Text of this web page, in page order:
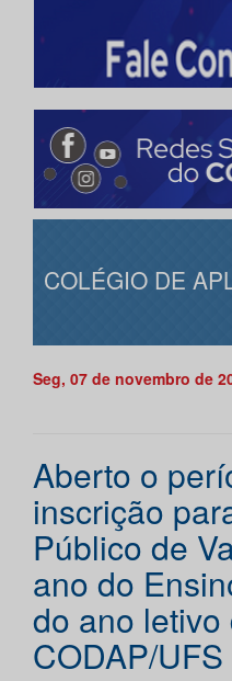
COLÉGIO DE
Seg, 07 de novembro de
Aberto o
inscrição
Público de
ano do
do ano
CODAP/UFS